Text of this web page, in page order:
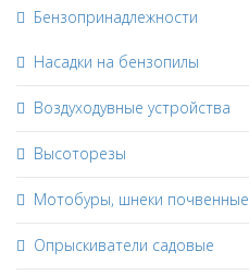
Бензопринадлежности
Насадки на бензопилы
Воздуходувные устройства
Высоторезы
Мотобуры, шнеки почвенные
Опрыскиватели садовые